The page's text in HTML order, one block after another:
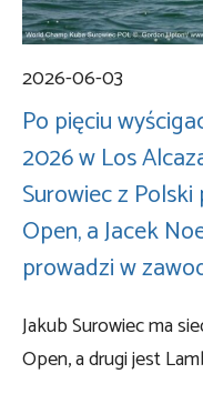
2026-06-03
Po pięciu
2026 w Los
Surowiec z
Open, a Jacek
prowadzi w
Jakub Surowiec ma
Open, a drugi jest